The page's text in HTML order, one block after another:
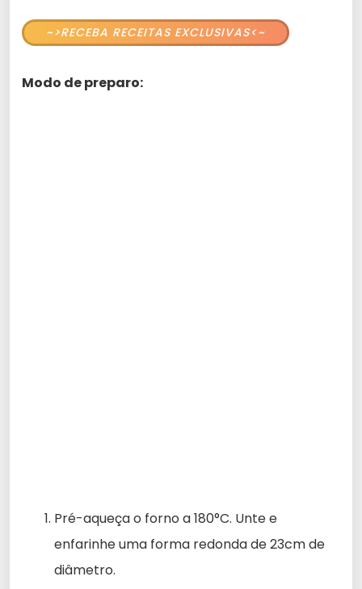
~>RECEBA RECEITAS EXCLUSIVAS<~
Modo de preparo:
Pré-aqueça o forno a 180°C. Unte e
enfarinhe uma forma redonda de 23cm de
diâmetro.